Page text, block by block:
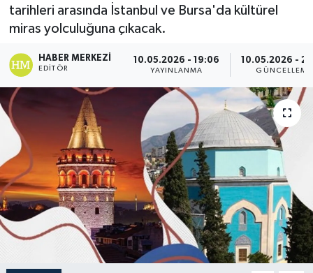
tarihleri arasında İstanbul ve Bursa'da kültürel
miras yolculuğuna çıkacak.
HABER MERKEZI
EDITÖR
10.05.2026 - 19:06
YAYINLANMA
10.05.2026 -
GÜNCELLEME
MAGAZİN
Tüm Manşetler
Son Dakika Haberleri
Haber Arşivi